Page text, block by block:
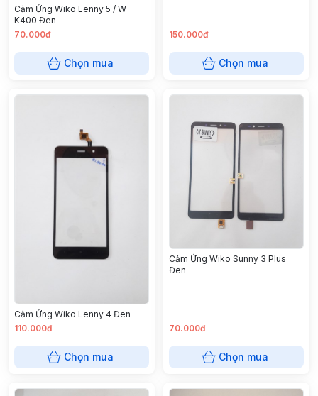
Cảm Ứng Wiko Lenny 5 / W-
K400 Đen
70.000đ
Chọn mua
150.000đ
Chọn mua
Cảm Ứng Wiko Lenny 4 Đen
110.000đ
Chọn mua
Cảm Ứng Wiko Sunny 3 Plus
Đen
70.000đ
Chọn mua